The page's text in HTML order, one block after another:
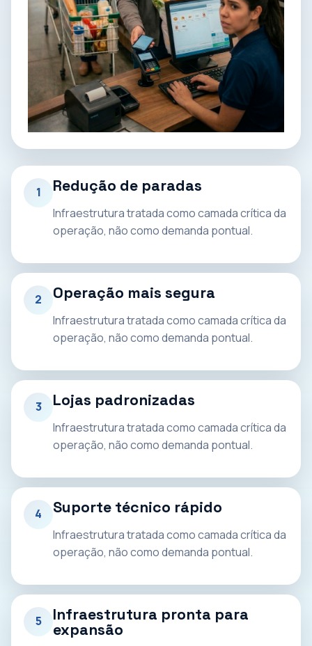
1 Redução de paradas
Infraestrutura tratada como camada crítica da
operação, não como demanda pontual.
2 Operação mais segura
Infraestrutura tratada como camada crítica da
operação, não como demanda pontual.
3 Lojas padronizadas
Infraestrutura tratada como camada crítica da
operação, não como demanda pontual.
4 Suporte técnico rápido
Infraestrutura tratada como camada crítica da
operação, não como demanda pontual.
5
Infraestrutura pronta para
expansão